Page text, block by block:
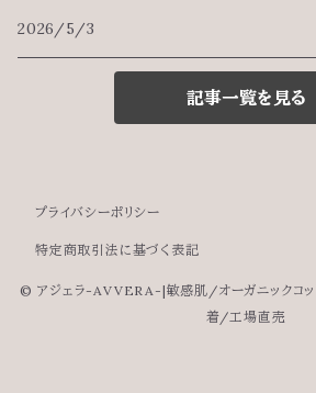
2026/5/3
記事一覧を見る
プライバシーポリシー
特定商取引法に基づく表記
© アジェラ-AVVERA-|敏感肌/オーガニックコッ
着/工場直売